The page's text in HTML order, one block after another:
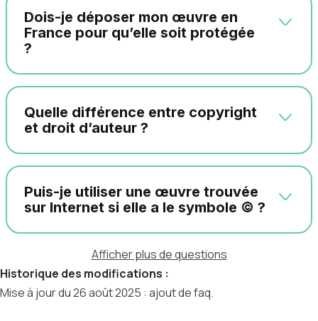
Dois-je déposer mon œuvre en
France pour qu’elle soit protégée
?
Quelle différence entre copyright
et droit d’auteur ?
Puis-je utiliser une œuvre trouvée
sur Internet si elle a le symbole © ?
Afficher plus de questions
Historique des modifications :
Mise à jour du 26 août 2025 : ajout de faq.